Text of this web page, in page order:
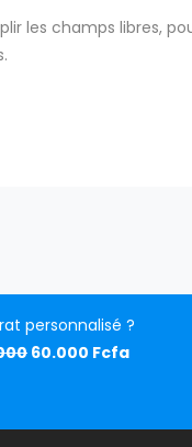
les champs libres,
personnalisé ?
60.000 Fcfa